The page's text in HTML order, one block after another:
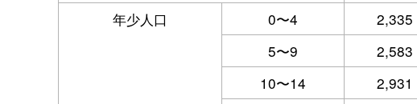
年少人口
0〜4 2,335
5〜9
2,583
10〜14
2,931